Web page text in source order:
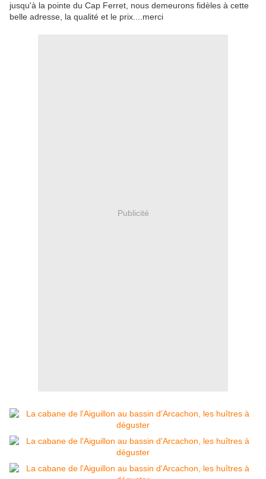
jusqu'à la pointe du Cap Ferret, nous demeurons fidèles à cette
belle adresse, la qualité et le prix....merci
Publicité